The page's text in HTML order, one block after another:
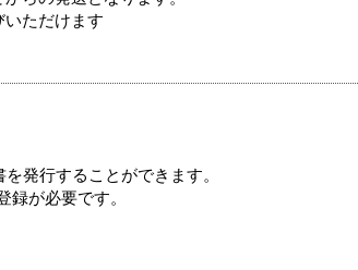
ただけます
発行することができます。
が必要です。